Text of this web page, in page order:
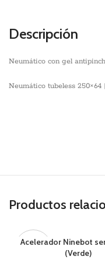
Descripción
Neumático con gel
Neumático tubeless
Productos
Acelerador Ninebot
(Verde)